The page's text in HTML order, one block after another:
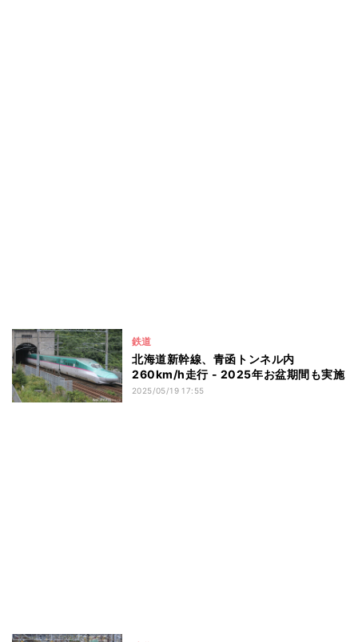
鉄道
北海道新幹線、青函トンネル内
260km/h走行 - 2025年お盆期間も実施
2025/05/19 17:55